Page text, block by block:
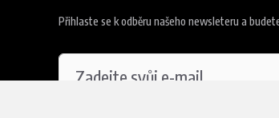
Přihlaste se k odběru našeho newsleteru a